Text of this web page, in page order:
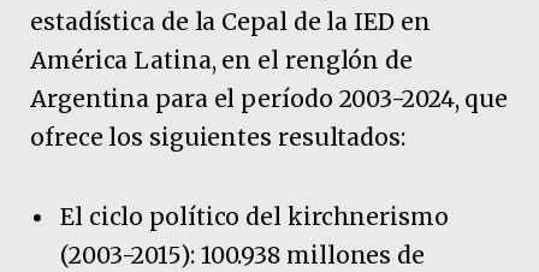
estadística de la Cepal de la IED en
América Latina, en el renglón de
Argentina para el período 2003-2024, que
ofrece los siguientes resultados:
El ciclo político del kirchnerismo
(2003-2015): 100.938 millones de